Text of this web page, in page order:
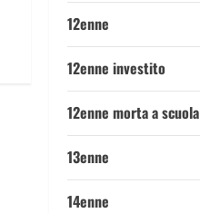
12enne
12enne investito
12enne morta a scuola
13enne
14enne